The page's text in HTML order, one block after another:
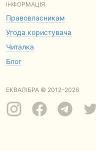
ІНФОРМАЦІЯ
Правовласникам
Угода користувача
Читалка
Блог
ЕКВАЛІБРА © 2012–2026